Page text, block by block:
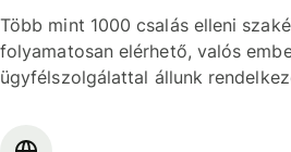
Több mint 1000 csalás elleni
folyamatosan elérhető, valós
ügyfélszolgálattal állunk